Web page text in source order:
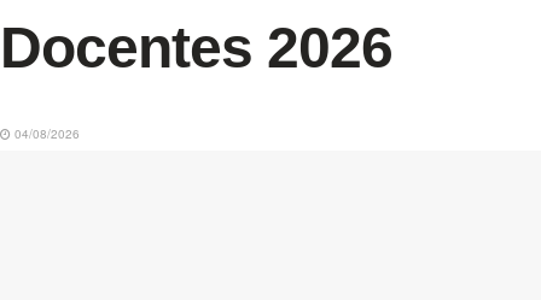
Docentes 2026
04/08/2026